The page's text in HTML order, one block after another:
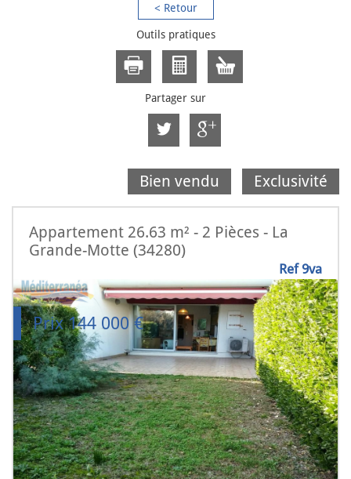
< Retour
Outils pratiques
Partager sur
Bien vendu Exclusivité
Appartement 26.63 m² - 2 Pièces - La
Grande-Motte (34280)
Ref 9va
Prix 144 000 €